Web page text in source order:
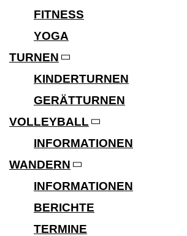
FITNESS
YOGA
TURNEN
KINDERTURNEN
GERÄTTURNEN
VOLLEYBALL
INFORMATIONEN
WANDERN
INFORMATIONEN
BERICHTE
TERMINE